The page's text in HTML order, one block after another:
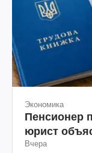
Экономика
Пенсионер
юрист
Вчера